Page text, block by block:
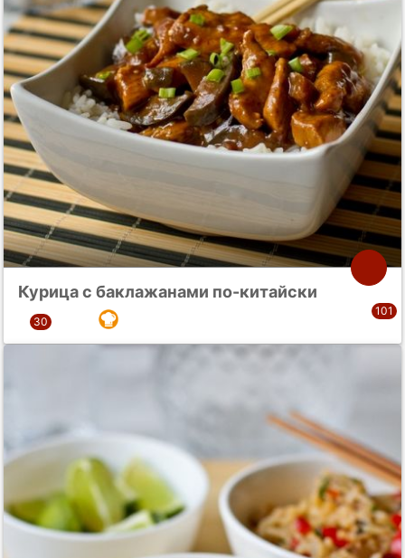
Курица с баклажанами по-китайски